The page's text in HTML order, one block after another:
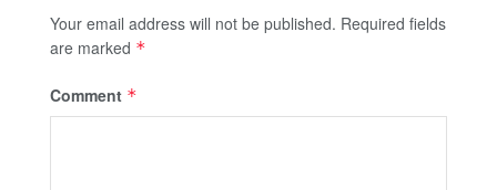
Your email address will not be published. Required fields
are marked *
Comment *